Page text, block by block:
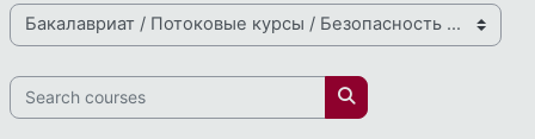
Course categories
Search courses
Search courses